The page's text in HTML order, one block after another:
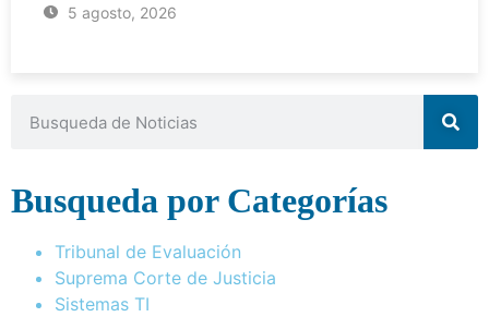
5 agosto, 2026
Busqueda por Categorías
Tribunal de Evaluación
Suprema Corte de Justicia
Sistemas TI